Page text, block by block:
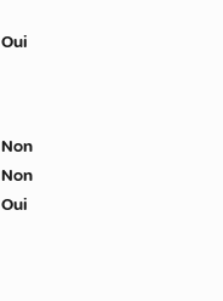
Oui
Non
Non
Oui